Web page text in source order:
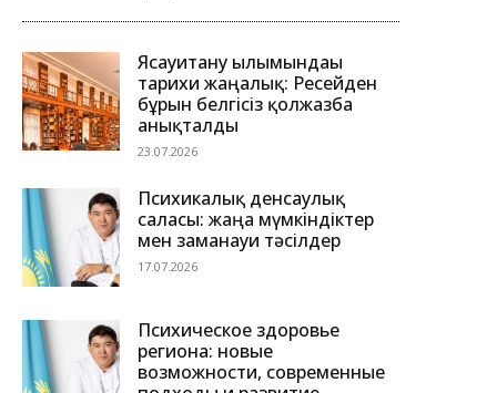
Ясауитану ғылымындағы
тарихи жаңалық: Ресейден
бұрын белгісіз қолжазба
анықталды
23.07.2026
Психикалық денсаулық
саласы: жаңа мүмкіндіктер
мен заманауи тәсілдер
17.07.2026
Психическое здоровье
региона: новые
возможности, современные